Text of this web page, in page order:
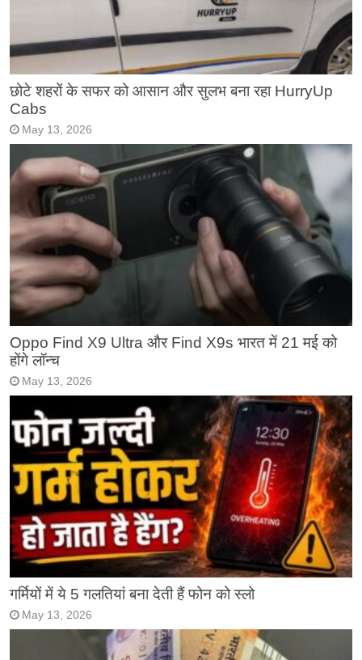
छोटे शहरों के सफर को आसान और सुलभ बना रहा HurryUp
Cabs
May 13, 2026
Oppo Find X9 Ultra और Find X9s भारत में 21 मई को
होंगे लॉन्च
May 13, 2026
गर्मियों में ये 5 गलतियां बना देती हैं फोन को स्लो
May 13, 2026